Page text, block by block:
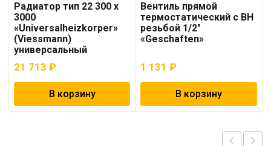
Радиатор тип 22 300 x
3000
«Universalheizkorper»
(Viessmann)
универсальный
21 713 ₽
В корзину
Вентиль прямой
термостатический с ВН
резьбой 1/2″
«Geschaften»
1 131₽
В корзину